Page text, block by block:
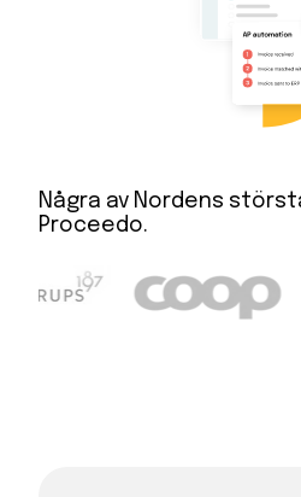
Några av Nordens
Proceedo.